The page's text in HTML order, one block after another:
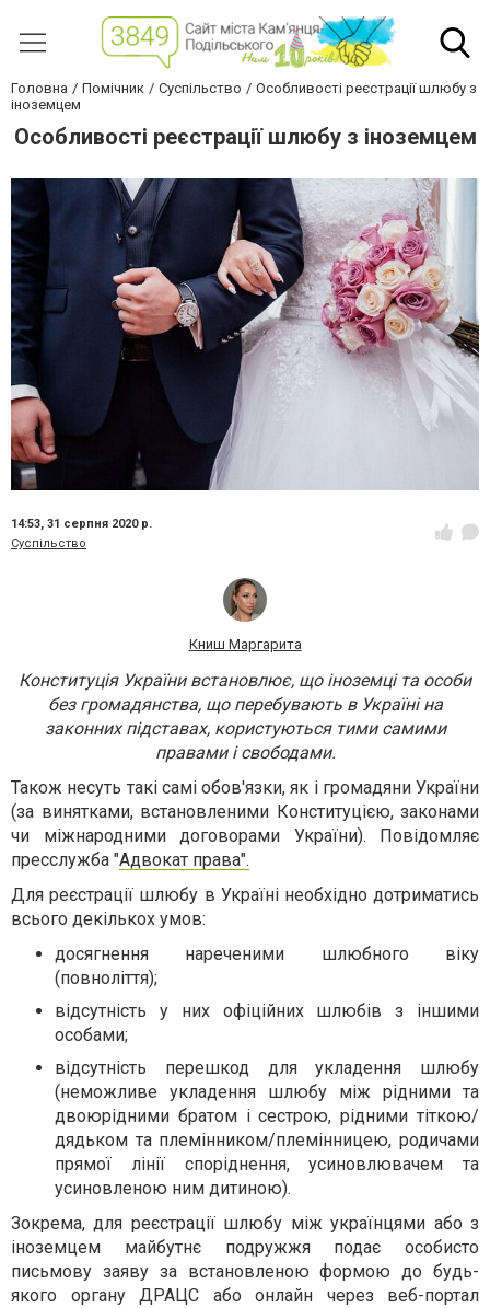
Головна Помічник Суспільство
Особливості реєстрації шлюбу з
іноземцем
Особливості реєстрації шлюбу з іноземцем
14:53, 31 серпня 2020 р.
Суспільство
Книш Маргарита
Конституція України встановлює, що іноземці та особи
без громадянства, що перебувають в Україні на
законних підставах, користуються тими самими
правами і свободами.
Також несуть такі самі обов'язки, як і громадяни України
(за винятками, встановленими Конституцією, законами
чи міжнародними договорами України). Повідомляє
пресслужба "Адвокат права".
Для реєстрації шлюбу в Україні необхідно дотриматись
всього декількох умов:
досягнення нареченими шлюбного віку
(повноліття);
відсутність у них офіційних шлюбів з іншими
особами;
відсутність перешкод для укладення шлюбу
(неможливе укладення шлюбу між рідними та
двоюрідними братом і сестрою, рідними тіткою/
дядьком та племінником/племінницею, родичами
прямої лінії споріднення, усиновлювачем та
усиновленою ним дитиною).
Зокрема, для реєстрації шлюбу між українцями або з
іноземцем майбутнє подружжя подає особисто
письмову заяву за встановленою формою до будь-
якого органу ДРАЦС або онлайн через веб-портал